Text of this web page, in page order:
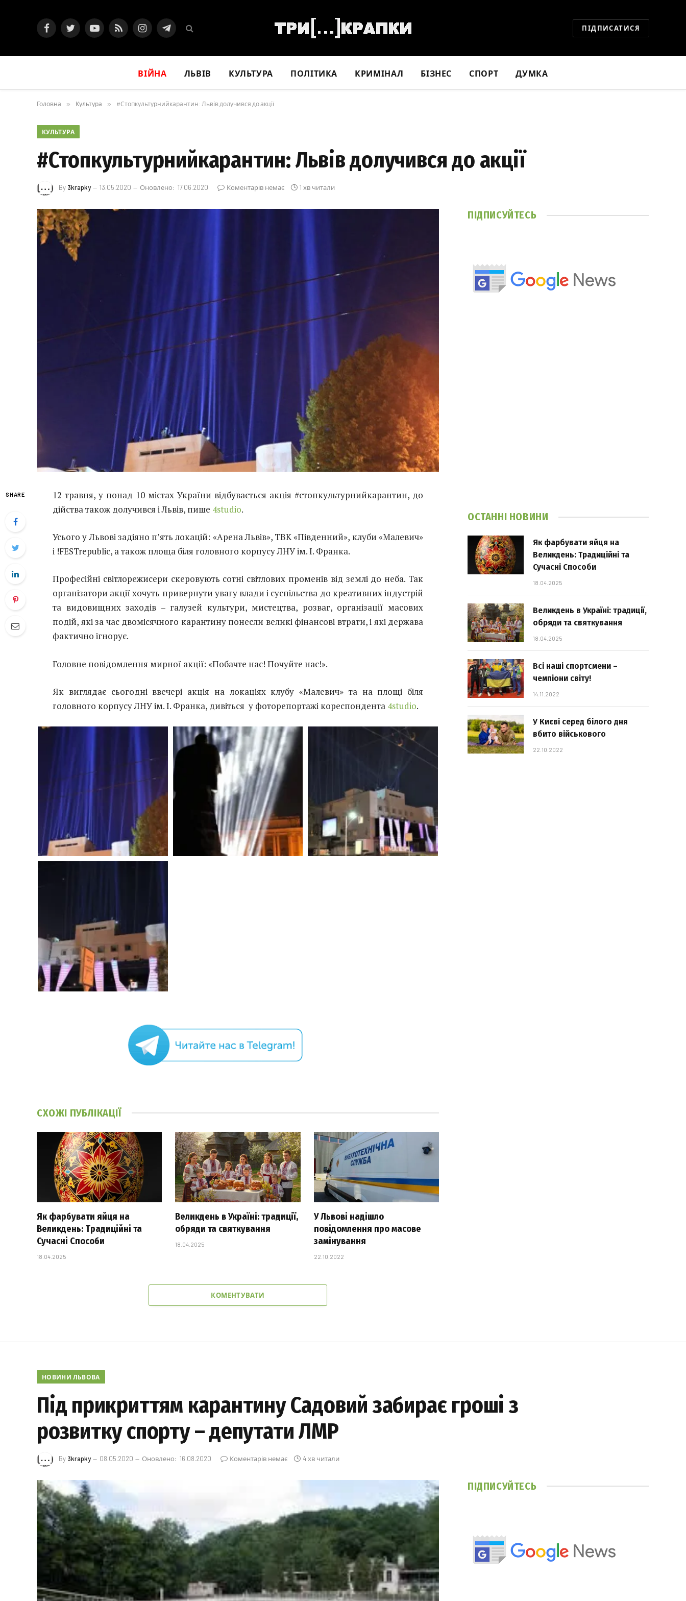
FacebookTwitterYouTubeRSS InstagramTelegram ПІДПИСАТИСЯ
ВІЙНА ЛЬВІВ КУЛЬТУРА ПОЛІТИКА КРИМІНАЛ БІЗНЕС СПОРТ ДУМКА
Головна » Культура » #Стопкультурнийкарантин: Львів долучився до акції
КУЛЬТУРА
#Стопкультурнийкарантин: Львів долучився до акції
By 3krapky 13.05.2020 Оновлено: 17.06.2020 Коментарів немає 1 хв читали
SHARE
12 травня, у понад 10 містах України відбувається акція #стопкультурнийкарантин, до
дійства також долучився і Львів, пише 4studio.
Усього у Львові задіяно п’ять локацій: «Арена Львів», ТВК «Південний», клуби «Малевич»
і !FESTrepublic, а також площа біля головного корпусу ЛНУ ім. І. Франка.
Професійні світлорежисери скеровують сотні світлових променів від землі до неба. Так
організатори акції хочуть привернути увагу влади і суспільства до креативних індустрій
та видовищних заходів – галузей культури, мистецтва, розваг, організації масових
подій, які за час двомісячного карантину понесли великі фінансові втрати, і які держава
фактично ігнорує.
Головне повідомлення мирної акції: «Побачте нас! Почуйте нас!».
Як виглядає сьогодні ввечері акція на локаціях клубу «Малевич» та на площі біля
головного корпусу ЛНУ ім. І. Франка, дивіться у фоторепортажі кореспондента 4studio.
СХОЖІ ПУБЛІКАЦІЇ
Як фарбувати яйця на
Великдень: Традиційні та
Сучасні Способи
18.04.2025
Великдень в Україні: традиції,
обряди та святкування
18.04.2025
У Львові надішло
повідомлення про масове
замінування
22.10.2022
КОМЕНТУВАТИ
ПІДПИСУЙТЕСЬ
ОСТАННІ НОВИНИ
Як фарбувати яйця на
Великдень: Традиційні та
Сучасні Способи
18.04.2025
Великдень в Україні: традиції,
обряди та святкування
18.04.2025
Всі наші спортсмени –
чемпіони світу!
14.11.2022
У Києві серед білого дня
вбито військового
22.10.2022
НОВИНИ ЛЬВОВА
Під прикриттям карантину Садовий забирає гроші з
розвитку спорту – депутати ЛМР
By 3krapky 08.05.2020 Оновлено: 16.08.2020 Коментарів немає 4 хв читали
ПІДПИСУЙТЕСЬ